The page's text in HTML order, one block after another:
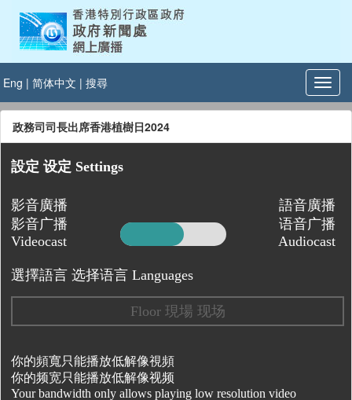
Eng | 简体中文 | 搜尋
政務司司長出席香港植樹日2024